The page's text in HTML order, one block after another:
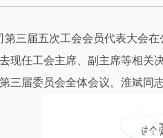
第三届五次工会会员代表大会
现任工会主席、副主席等相关
三届委员会全体会议。淮斌同